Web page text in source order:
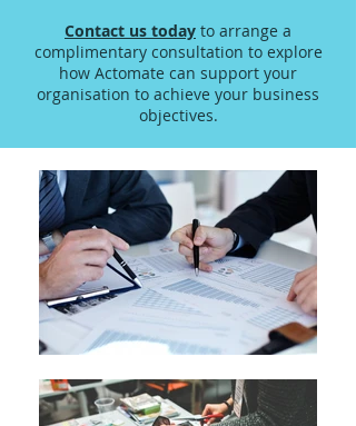
Contact us today to arrange a
complimentary consultation to explore
how Actomate can support your
organisation to achieve your business
objectives.